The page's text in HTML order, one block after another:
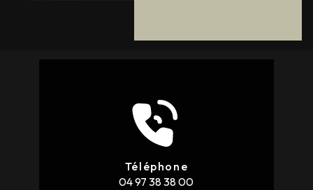
Téléphone
04 97 38 38 00